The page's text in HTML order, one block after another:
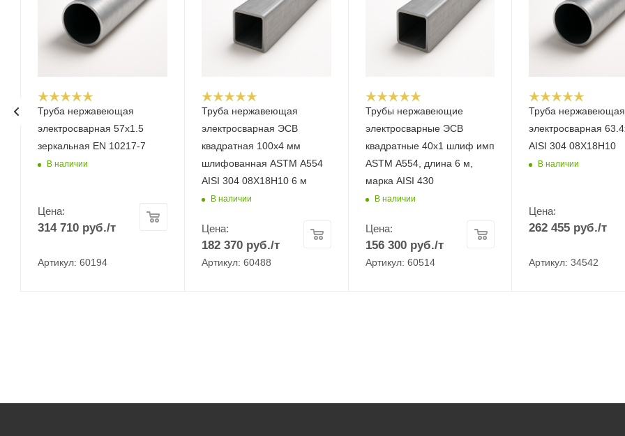
Труба нержавеющая
электросварная 57x1.5
зеркальная EN 10217-7
В наличии
Цена:
314 710 руб./т
Артикул: 60194
Труба нержавеющая
электросварная ЭСВ
квадратная 100х4 мм
шлифованная ASTM A554
AISI 304 08Х18Н10 6 м
В наличии
Цена:
182 370руб./т
Артикул: 60488
Трубы нержавеющие
электросварные ЭСВ
квадратные 40х1 шлиф имп
ASTM A554, длина 6 м,
марка AISI 430
В наличии
Цена:
156 300руб./т
Артикул: 60514
Труба нержавеющая
электросварная
AISI 304 08Х18Н10
В наличии
Цена:
262 455 руб./т
Артикул: 34542